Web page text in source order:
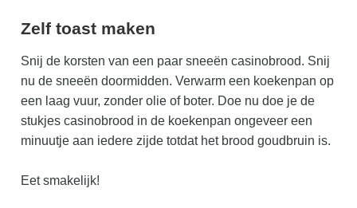
Zelf toast maken
Snij de korsten van een paar sneeën casinobrood. Snij
nu de sneeën doormidden. Verwarm een koekenpan op
een laag vuur, zonder olie of boter. Doe nu doe je de
stukjes casinobrood in de koekenpan ongeveer een
minuutje aan iedere zijde totdat het brood goudbruin is.
​Eet smakelijk!